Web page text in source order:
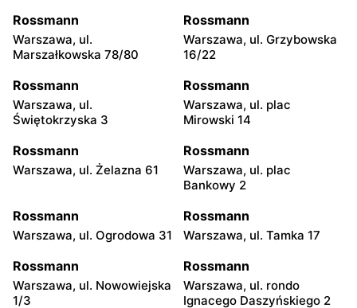
Rossmann
Warszawa, ul.
Marszałkowska 78/80
Rossmann
Warszawa, ul. Grzybowska
16/22
Rossmann
Warszawa, ul.
Świętokrzyska 3
Rossmann
Warszawa, ul. plac
Mirowski 14
Rossmann
Warszawa, ul. Żelazna 61
Rossmann
Warszawa, ul. plac
Bankowy 2
Rossmann
Warszawa, ul. Ogrodowa 31
Rossmann
Warszawa, ul. Tamka 17
Rossmann
Warszawa, ul. Nowowiejska
1/3
Rossmann
Warszawa, ul. rondo
Ignacego Daszyńskiego 2